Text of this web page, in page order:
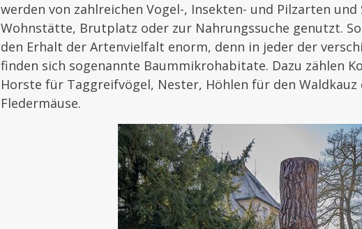
werden von zahlreichen Vogel-, Insekten- und Pilzarten und
Wohnstätte, Brutplatz oder zur Nahrungssuche genutzt.
den Erhalt der Artenvielfalt enorm, denn in jeder der
finden sich sogenannte Baummikrohabitate. Dazu zählen
Horste für Taggreifvögel, Nester, Höhlen für den
Fledermäuse.